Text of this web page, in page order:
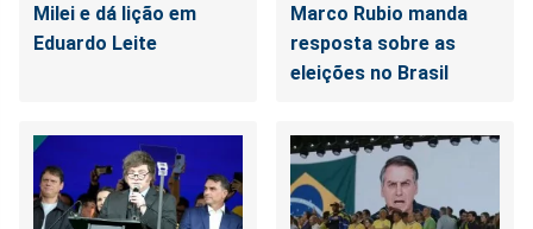
Milei e dá lição em
Eduardo Leite
Marco Rubio manda
resposta sobre as
eleições no Brasil